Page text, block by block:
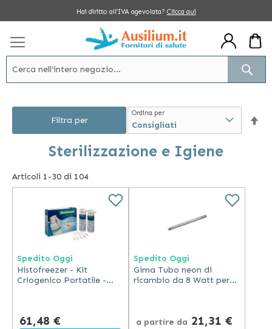
Hai diritto all’IVA agevolata? Clicca qui
Sterilizzazione e Igiene
Articoli 1-30 di 104
Ordina per
Spedito Oggi
Histofreezer - Kit
Criogenico Portatile -
61,48 €
Spedito Oggi
Gima Tubo neon di
ricambio da 8 Watt per
a partire da 21,31 €
Filtra per